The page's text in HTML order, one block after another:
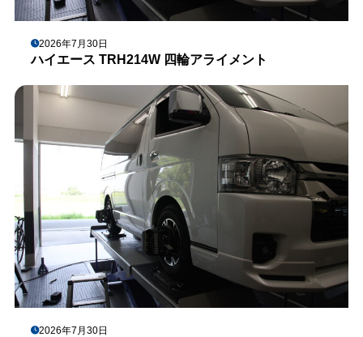
2026年7月30日
ハイエース TRH214W 四輪アライメント
2026年7月30日